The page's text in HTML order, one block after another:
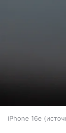
iPhone 16e